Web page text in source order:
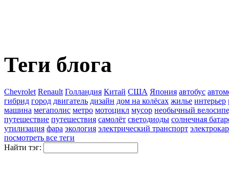
Теги блога
Chevrolet Renault Голландия Китай США Япония автобус
гибрид город двигатель дизайн дом на колёсах жилье интерьер
машина мегаполис метро мотоцикл мусор необычный
путешествие путешествия самолёт светодиоды солнечная
утилизация фара экология электрический транспорт электрокар
посмотреть все теги
Найти тэг: